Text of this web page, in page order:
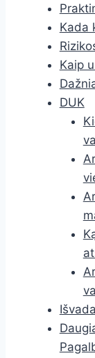
Kada
Kaip
DUK
Išvada